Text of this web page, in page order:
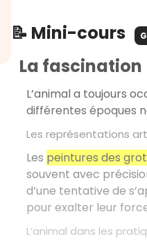
📝 Mini-cours
La fascination
L’animal a toujours
différentes époques
Les représentations
Les peintures des
souvent avec
d’une tentative de
pour exalter leur
L’animal dans les